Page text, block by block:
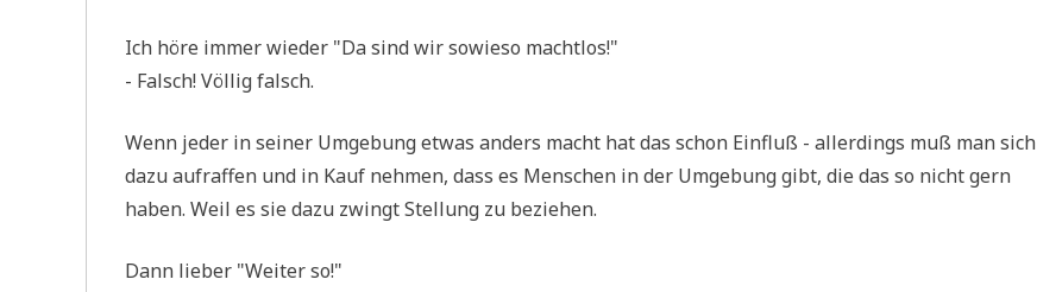
Ich höre immer wie­der "Da sind wir sowie­so machtlos!"
- Falsch! Völ­lig falsch.
Wenn jeder in sei­ner Umge­bung etwas anders macht hat das schon Ein­fluß - aller­dings muß man sich
dazu auf­raf­fen und in Kauf neh­men, dass es Men­schen in der Umge­bung gibt, die das so nicht gern
haben. Weil es sie dazu zwingt Stel­lung zu beziehen.
Dann lie­ber "Wei­ter so!"